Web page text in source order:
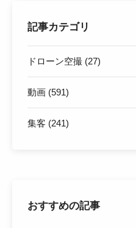
記事カテゴリ
ドローン空撮 (27)
動画 (591)
集客 (241)
おすすめの記事